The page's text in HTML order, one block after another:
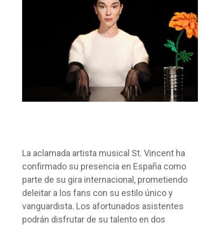
La aclamada artista musical St. Vincent ha
confirmado su presencia en España como
parte de su gira internacional, prometiendo
deleitar a los fans con su estilo único y
vanguardista. Los afortunados asistentes
podrán disfrutar de su talento en dos